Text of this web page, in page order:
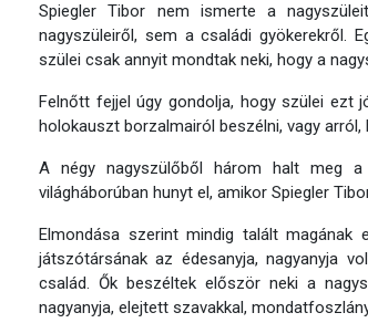
Spiegler Tibor nem ismerte a
nagyszüleiről, sem a családi gyökerekről.
szülei csak annyit mondtak neki, hogy a
Felnőtt fejjel úgy gondolja, hogy szülei ezt
holokauszt borzalmairól beszélni, vagy
A négy nagyszülőből három halt meg a
világháborúban hunyt el, amikor Spiegler
Elmondása szerint mindig talált magának
játszótársának az édesanyja, nagyanyja
család. Ők beszéltek először neki a
nagyanyja, elejtett szavakkal,